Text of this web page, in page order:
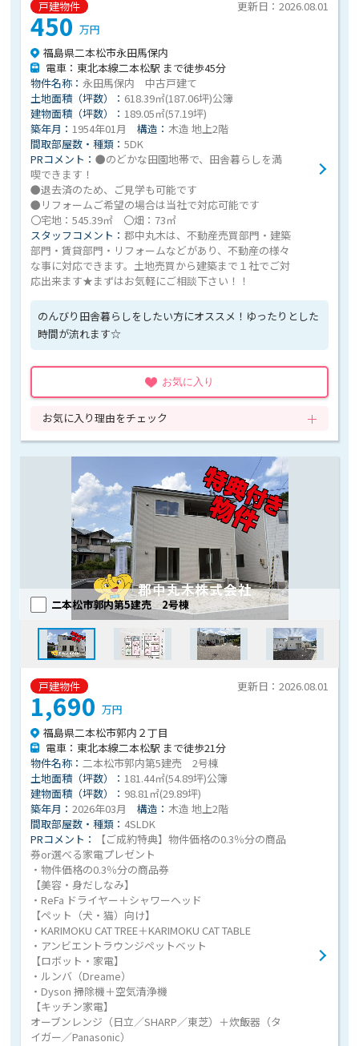
戸建物件 更新日：2026.08.01
450万円
福島県二本松市永田馬保内
電車：東北本線二本松駅 まで徒歩45分
物件名称：永田馬保内 中古戸建て
土地面積（坪数）： 618.39㎡(187.06坪)公簿
建物面積（坪数）：189.05㎡(57.19坪)
築年月：1954年01月 構造：木造 地上2階
間取部屋数・種類：5DK
PRコメント：●のどかな田園地帯で、田舎暮らしを満
喫できます！
●退去済のため、ご見学も可能です
●リフォームご希望の場合は当社で対応可能です
〇宅地：545.39㎡ 〇畑：73㎡
スタッフコメント：郡中丸木は、不動産売買部門・建築
部門・賃貸部門・リフォームなどがあり、不動産の様々
な事に対応できます。土地売買から建築まで１社でご対
応出来ます★まずはお気軽にご相談下さい！！
のんびり田舎暮らしをしたい方にオススメ！ゆったりとした
時間が流れます☆
お気に入り
お気に入り理由をチェック
戸建物件
二本松市郭内第5建売 2号棟
更新日：2026.08.01
1,690万円
福島県二本松市郭内２丁目
電車：東北本線二本松駅 まで徒歩21分
物件名称：二本松市郭内第5建売 2号棟
土地面積（坪数）：181.44㎡(54.89坪)公簿
建物面積（坪数）： 98.81㎡(29.89坪)
築年月：2026年03月 構造：木造 地上2階
間取部屋数・種類： 4SLDK
PRコメント：
【ご成約特典】物件価格の0.3％分の商品
券or選べる家電プレゼント
・物件価格の0.3％分の商品券
【美容・身だしなみ】
・ReFa ドライヤー＋シャワーヘッド
【ペット（犬・猫）向け】
・KARIMOKU CAT TREE＋KARIMOKU CAT TABLE
・アンビエントラウンジペットベット
【ロボット・家電】
・ルンバ（Dreame）
・Dyson 掃除機＋空気清浄機
【キッチン家電】
オーブンレンジ（日立／SHARP／東芝）＋炊飯器（タ
イガー／Panasonic）